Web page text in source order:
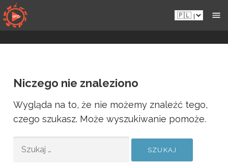
Przejdź
do
zawartości
Pl.sportsmansparadiseonline.com
Niczego nie znaleziono
Wygląda na to, że nie możemy znaleźć tego,
czego szukasz. Może wyszukiwanie pomoże.